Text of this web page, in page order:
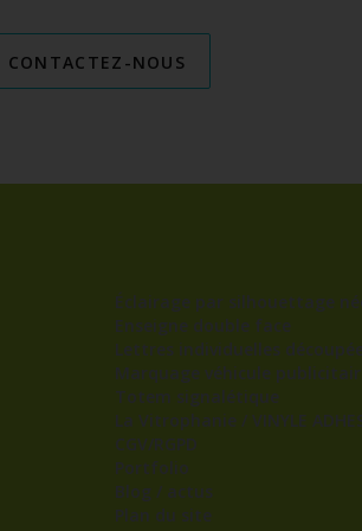
CONTACTEZ-NOUS
Éclairage par silhouettage
Enseigne double face
Lettres individuelles
Marquage véhicule
Totem signalétique
La Vitrophanie / VINYLE
CGV/RGPD
Portfolio
Blog / actus
Plan du site